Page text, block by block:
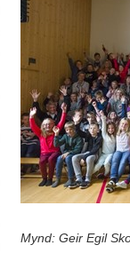
Mynd: Geir Egil